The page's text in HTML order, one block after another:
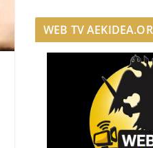
WEB TV